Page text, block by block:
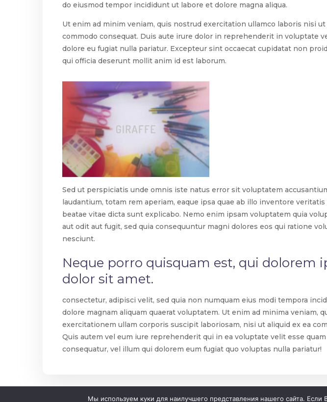
do eiusmod tempor incididunt ut labore et dolore magna aliqua.
Ut enim ad minim veniam, quis nostrud exercitation ullamco laboris nisi ut
commodo consequat. Duis aute irure dolor in reprehenderit in voluptate
dolore eu fugiat nulla pariatur. Excepteur sint occaecat cupidatat non
qui officia deserunt mollit anim id est laborum.
Sed ut perspiciatis unde omnis iste natus error sit voluptatem
laudantium, totam rem aperiam, eaque ipsa quae ab illo inventore
beatae vitae dicta sunt explicabo. Nemo enim ipsam voluptatem quia
aut odit aut fugit, sed quia consequuntur magni dolores eos qui ratione
nesciunt.
Neque porro quisquam est, qui dolorem
dolor sit amet.
consectetur, adipisci velit, sed quia non numquam eius modi tempora
dolore magnam aliquam quaerat voluptatem. Ut enim ad minima veniam,
exercitationem ullam corporis suscipit laboriosam, nisi ut aliquid ex ea
Quis autem vel eum iure reprehenderit qui in ea voluptate velit esse
consequatur, vel illum qui dolorem eum fugiat quo voluptas nulla pariatur!
Контакты
Телефон: +7(937) 526 0075
Эл.почта: ciot_intellect@mail.ru
Адрес: Республика Татарстан, г.Чистополь,
ул. Ленина д.33Н-3, Офис 1
Рабочее время: 9:00 - 18:00 , ПН - ПТ
Мы используем куки для наилучшего представления нашего сайта. Если